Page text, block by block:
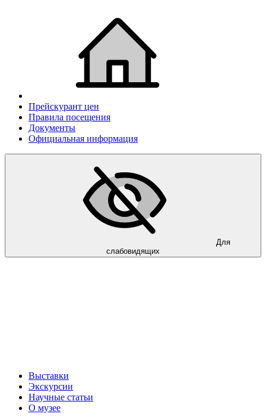
Прейскурант цен
Правила посещения
Документы
Официальная информация
Для
слабовидящих
Выставки
Экскурсии
Научные статьи
О музее